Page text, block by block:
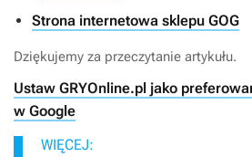
Strona internetowa sklepu GOG
Dziękujemy za przeczytanie artykułu.
Ustaw GRYOnline.pl jako
w Google
WIĘCEJ: